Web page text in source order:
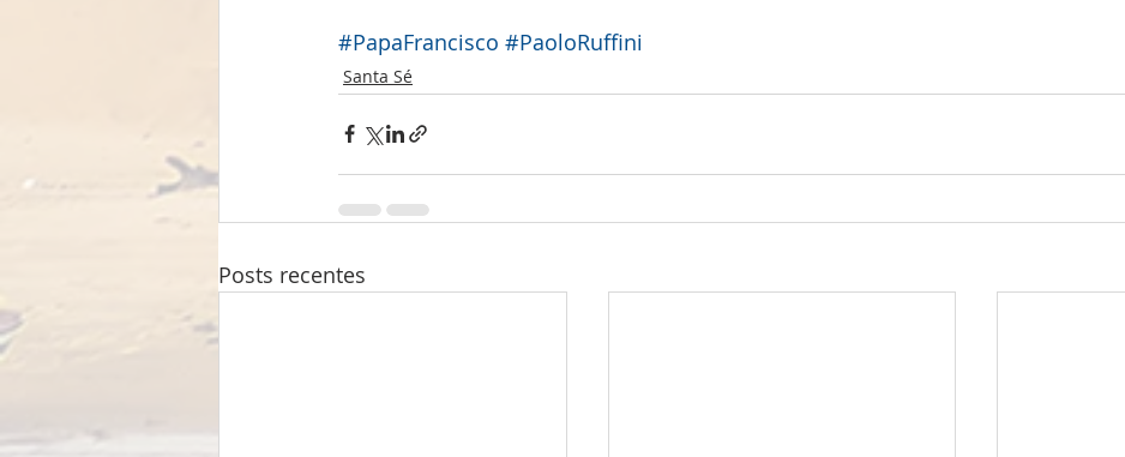
#PapaFrancisco #PaoloRuffini
Santa Sé
Posts recentes